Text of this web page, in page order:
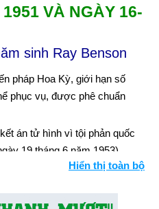
VÀ NGÀY 16-
sinh Ray Benson
pháp Hoa Kỳ, giới hạn số
phục vụ, được phê chuẩn
án tử hình vì tội phản quốc
19 tháng 6 năm 1953).
3) trong lịch sử
Hiển thị toàn bộ